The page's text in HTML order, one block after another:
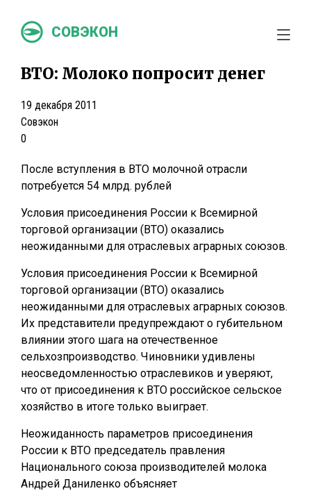
СОВЭКОН
ВТО: Молоко попросит денег
19 декабря 2011
Совэкон
0
После вступления в ВТО молочной отрасли
потребуется 54 млрд. рублей
Условия присоединения России к Всемирной
торговой организации (ВТО) оказались
неожиданными для отраслевых аграрных союзов.
Условия присоединения России к Всемирной
торговой организации (ВТО) оказались
неожиданными для отраслевых аграрных союзов.
Их представители предупреждают о губительном
влиянии этого шага на отечественное
сельхозпроизводство. Чиновники удивлены
неосведомленностью отраслевиков и уверяют,
что от присоединения к ВТО российское сельское
хозяйство в итоге только выиграет.
Неожиданность параметров присоединения
России к ВТО председатель правления
Национального союза производителей молока
Андрей Даниленко объясняет